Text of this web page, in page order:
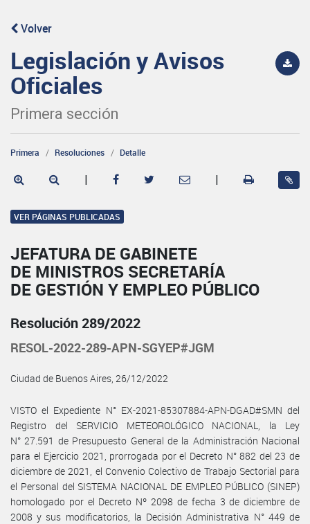
Volver
Legislación y Avisos
Oficiales
Primera sección
Primera Resoluciones Detalle
| |
VER PÁGINAS PUBLICADAS
JEFATURA DE GABINETE
DE MINISTROS SECRETARÍA
DE GESTIÓN Y EMPLEO PÚBLICO
Resolución 289/2022
RESOL-2022-289-APN-SGYEP#JGM
Ciudad de Buenos Aires, 26/12/2022
VISTO el Expediente N° EX-2021-85307884-APN-DGAD#SMN del
Registro del SERVICIO METEOROLÓGICO NACIONAL, la Ley
N° 27.591 de Presupuesto General de la Administración Nacional
para el Ejercicio 2021, prorrogada por el Decreto N° 882 del 23 de
diciembre de 2021, el Convenio Colectivo de Trabajo Sectorial para
el Personal del SISTEMA NACIONAL DE EMPLEO PÚBLICO (SINEP)
homologado por el Decreto Nº 2098 de fecha 3 de diciembre de
2008 y sus modificatorios, la Decisión Administrativa N° 449 de